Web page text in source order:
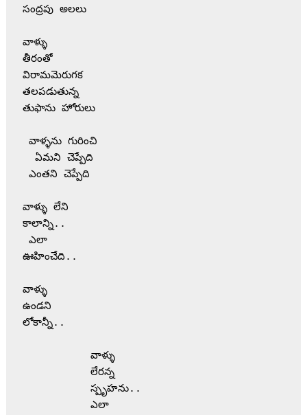
సంద్రపు అలలు
వాళ్ళు
తీరంతో
విరామమెరుగక
తలపడుతున్న
తుఫాను హోరులు
వాళ్ళను గురించి
  ఏమని చెప్పేది
ఎంతని చెప్పేది
వాళ్ళు లేని
కాలాన్ని..
ఎలా
ఊహించేది..
వాళ్ళు
ఉండని
లోకాన్నీ..
           వాళ్ళు
           లేరన్న
           స్పృహను..
           ఎలా